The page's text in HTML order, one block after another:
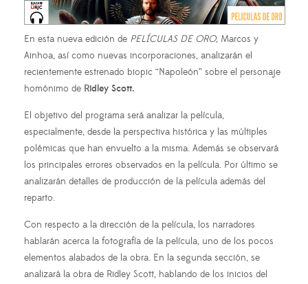
En esta nueva edición de PELÍCULAS DE ORO, Marcos y
Ainhoa, así como nuevas incorporaciones, analizarán el
recientemente estrenado biopic “Napoleón” sobre el personaje
homónimo de Ridley Scott.
El objetivo del programa será analizar la película,
especialmente, desde la perspectiva histórica y las múltiples
polémicas que han envuelto a la misma. Además se observará
los principales errores observados en la película. Por último se
analizarán detalles de producción de la película además del
reparto.
Con respecto a la dirección de la película, los narradores
hablarán acerca la fotografía de la película, uno de los pocos
elementos alabados de la obra. En la segunda sección, se
analizará la obra de Ridley Scott, hablando de los inicios del